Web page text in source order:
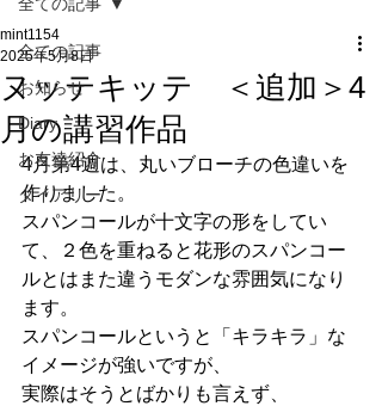
全ての記事
お知らせ
Diary
お友達紹介
ダイアリー
ヌッテキッテ ＜追加＞4
月の講習作品
mint1154
2025年5月8日
4月第4週は、丸いブローチの色違いを
作りました。
スパンコールが十文字の形をしてい
て、２色を重ねると花形のスパンコー
ルとはまた違うモダンな雰囲気になり
ます。
スパンコールというと「キラキラ」な
イメージが強いですが、
実際はそうとばかりも言えず、